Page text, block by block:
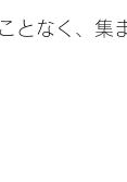
となく、集